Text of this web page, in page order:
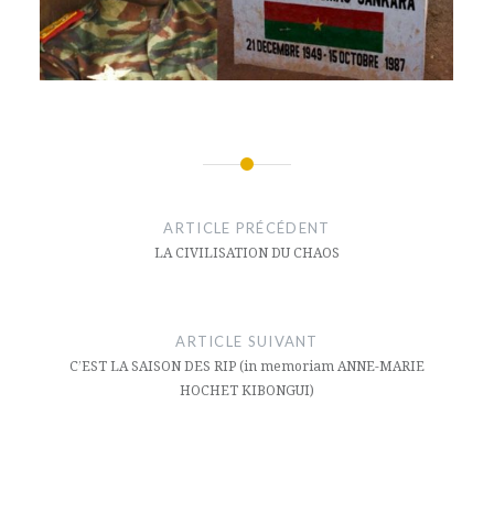
ARTICLE PRÉCÉDENT
LA CIVILISATION DU CHAOS
ARTICLE SUIVANT
C’EST LA SAISON DES RIP (in memoriam ANNE-MARIE
HOCHET KIBONGUI)